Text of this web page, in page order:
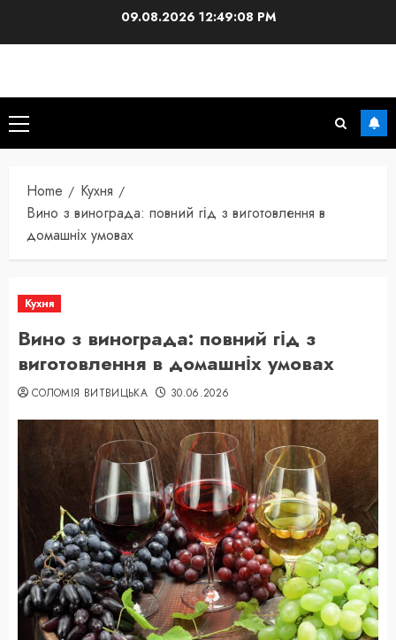
09.08.202612:49:10 PM
Primary
Menu
Home
Кухня
Вино з винограда: повний гід з виготовлення в
домашніх умовах
Кухня
Вино з винограда: повний гід з
виготовлення в домашніх умовах
СОЛОМІЯ ВИТВИЦЬКА 30.06.2026